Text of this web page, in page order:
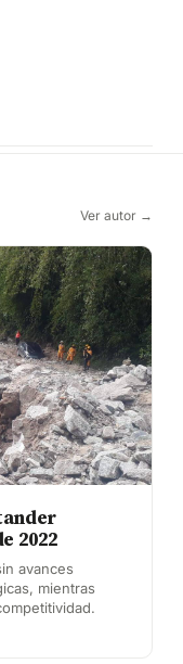
Ver autor →
2022
avances
mientras